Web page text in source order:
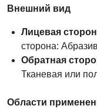
Внешний вид
Лицевая
сторона:
Обратная
Тканевая или
Области